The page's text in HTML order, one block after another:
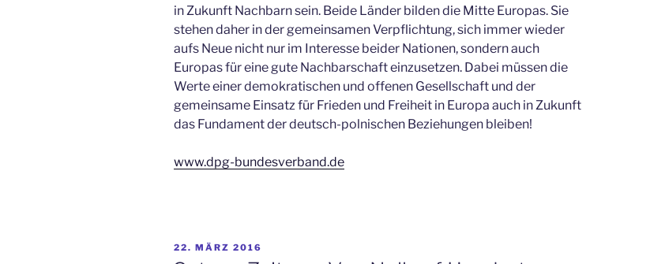
in Zukunft Nachbarn sein. Beide Länder bilden die Mitte Europas. Sie
stehen daher in der gemeinsamen Verpflichtung, sich immer wieder
aufs Neue nicht nur im Interesse beider Nationen, sondern auch
Europas für eine gute Nachbarschaft einzusetzen. Dabei müssen die
Werte einer demokratischen und offenen Gesellschaft und der
gemeinsame Einsatz für Frieden und Freiheit in Europa auch in Zukunft
das Fundament der deutsch-polnischen Beziehungen bleiben!
www.dpg-bundesverband.de
VERÖFFENTLICHT
22. MÄRZ 2016